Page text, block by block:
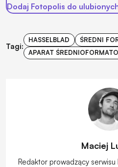
Dodaj Fotopolis do
Tagi:
HASSELBLAD
ŚREDNI
APARAT
Maciej
Redaktor prowadzący serwisu